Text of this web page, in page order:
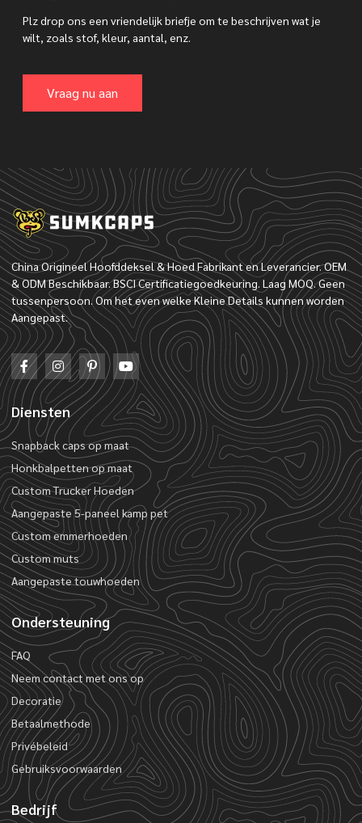
Plz drop ons een vriendelijk briefje om te beschrijven wat je
wilt, zoals stof, kleur, aantal, enz.
Vraag nu aan
China Origineel Hoofddeksel & Hoed Fabrikant en Leverancier. OEM
& ODM Beschikbaar. BSCI Certificatiegoedkeuring. Laag MOQ. Geen
tussenpersoon. Om het even welke Kleine Details kunnen worden
Aangepast.
Diensten
Snapback caps op maat
Honkbalpetten op maat
Custom Trucker Hoeden
Aangepaste 5-paneel kamp pet
Custom emmerhoeden
Custom muts
Aangepaste touwhoeden
Ondersteuning
FAQ
Neem contact met ons op
Decoratie
Betaalmethode
Privébeleid
Gebruiksvoorwaarden
Bedrijf